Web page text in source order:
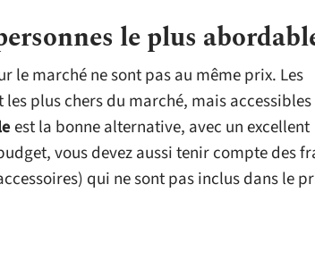
le plus
le marché ne sont pas au même prix. Les
les plus chers du marché, mais accessibles
est la bonne alternative, avec un excellent
vous devez aussi tenir compte des
qui ne sont pas inclus dans le